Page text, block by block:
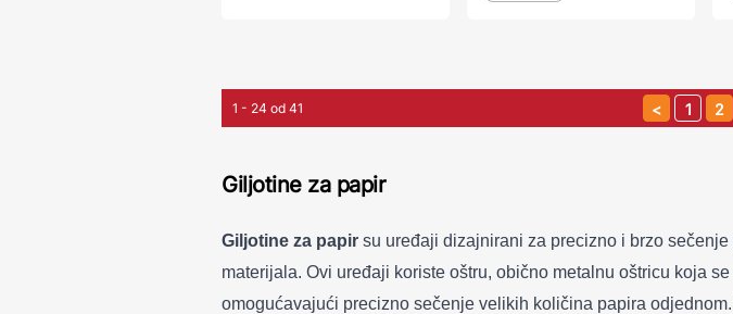
1 - 24 od 41 1 2
Giljotine za papir
Giljotine za papir su uređaji dizajnirani za precizno i brzo
materijala. Ovi uređaji koriste oštru, obično metalnu oštricu koja
omogućavajući precizno sečenje velikih količina papira odjednom.